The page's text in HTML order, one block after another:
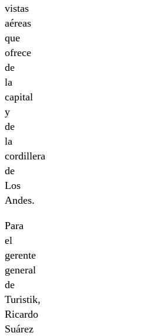
vistas
aéreas
que
ofrece
de
la
capital
y
de
la
cordillera
de
Los
Andes.
Para
el
gerente
general
de
Turistik,
Ricardo
Suárez